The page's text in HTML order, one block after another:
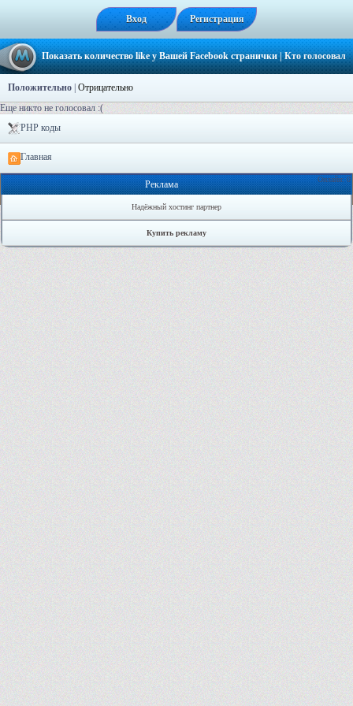
Вход Регистрация
Показать количество like у Вашей Facebook странички| Кто голосовал
Положительно Отрицательно
Еще никто не голосовал :(
PHP коды
Главная
Онлайн: 0
Реклама
Надёжный хостинг партнер
Купить рекламу